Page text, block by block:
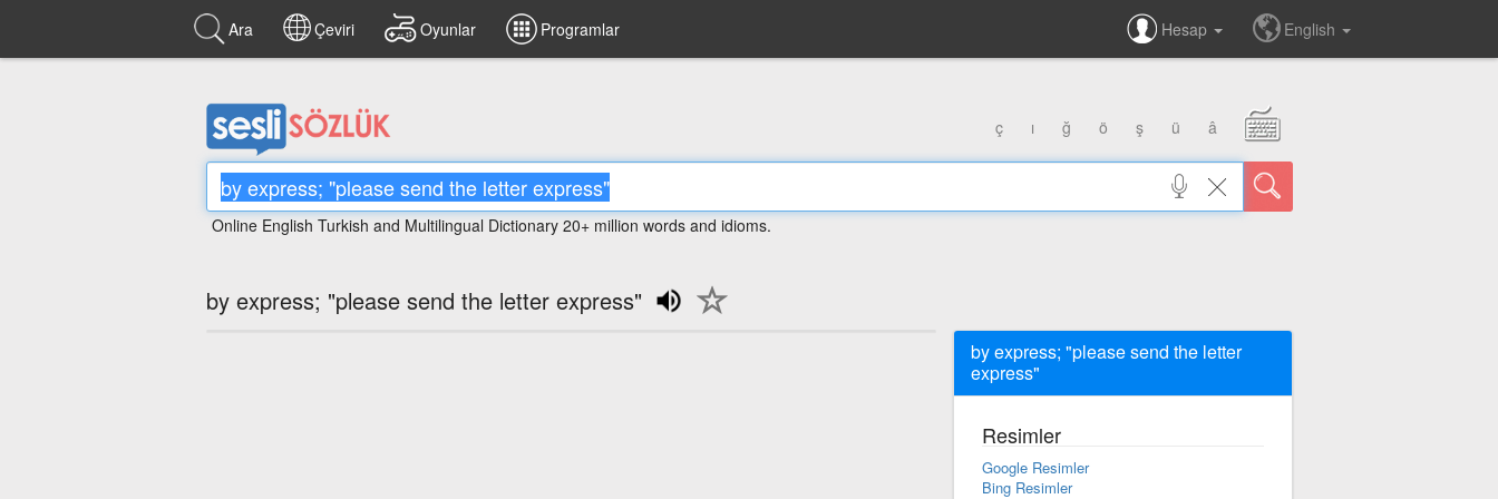
Ara Çeviri Oyunlar Programlar Hesap English
ç ı ğ ö ş ü â
Online English Turkish and Multilingual Dictionary 20+ million words and idioms.
by express; "please send the letter express"
by express; "please send the letter
express"
Resimler
Google Resimler
Bing Resimler